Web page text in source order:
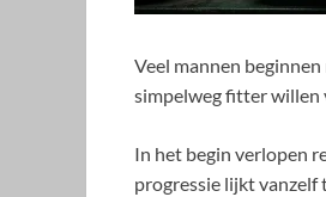
Veel mannen
simpelweg fitter willen
In het begin verlopen
progressie lijkt vanzelf